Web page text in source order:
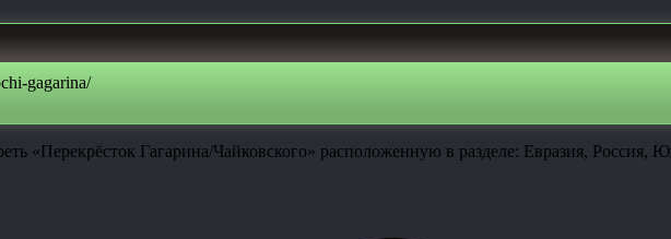
gagarina/
«Перекрёсток Гагарина/Чайковского» расположенную в разделе: Евразия,